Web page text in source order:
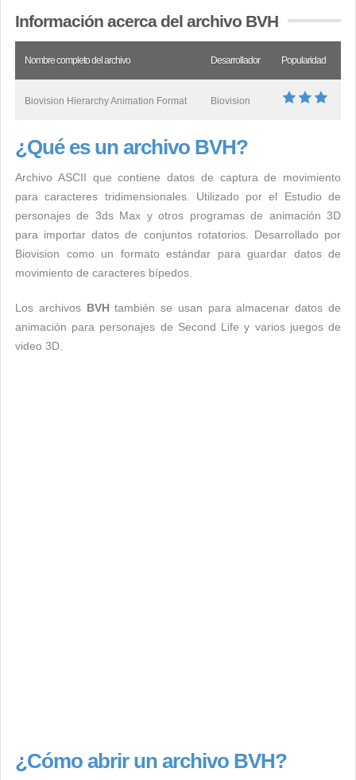
Información acerca del archivo BVH
Nombre completo del archivo Desarrollador Popularidad
Biovision Hierarchy Animation Format Biovision
¿Qué es un archivo BVH?
Archivo ASCII que contiene datos de captura de movimiento
para caracteres tridimensionales. Utilizado por el Estudio de
personajes de 3ds Max y otros programas de animación 3D
para importar datos de conjuntos rotatorios. Desarrollado por
Biovision como un formato estándar para guardar datos de
movimiento de caracteres bípedos.
Los archivos BVH también se usan para almacenar datos de
animación para personajes de Second Life y varios juegos de
video 3D.
¿Cómo abrir un archivo BVH?